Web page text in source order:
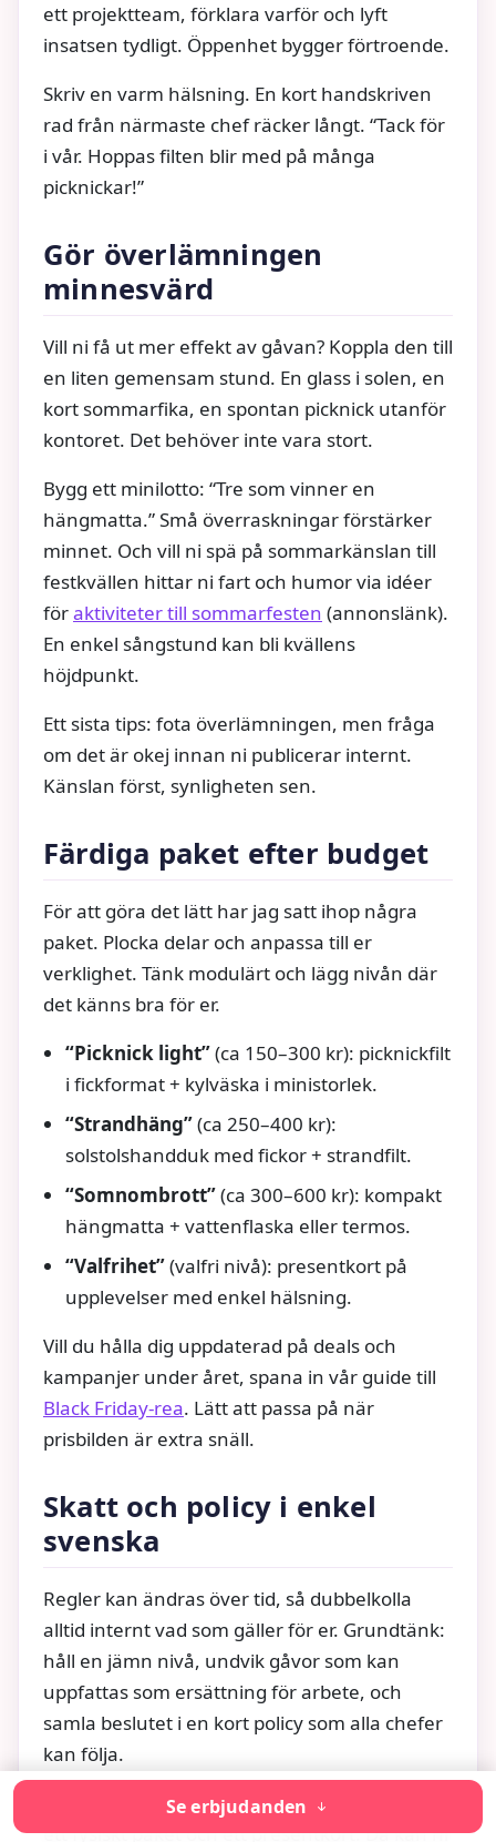
ett projektteam, förklara varför och lyft
insatsen tydligt. Öppenhet bygger förtroende.
Skriv en varm hälsning. En kort handskriven
rad från närmaste chef räcker långt. “Tack för
i vår. Hoppas filten blir med på många
picknickar!”
Gör överlämningen
minnesvärd
Vill ni få ut mer effekt av gåvan? Koppla den till
en liten gemensam stund. En glass i solen, en
kort sommarfika, en spontan picknick utanför
kontoret. Det behöver inte vara stort.
Bygg ett minilotto: “Tre som vinner en
hängmatta.” Små överraskningar förstärker
minnet. Och vill ni spä på sommarkänslan till
festkvällen hittar ni fart och humor via idéer
föraktiviteter till sommarfesten (annonslänk).
En enkel sångstund kan bli kvällens
höjdpunkt.
Ett sista tips: fota överlämningen, men fråga
om det är okej innan ni publicerar internt.
Känslan först, synligheten sen.
Färdiga paket efter budget
För att göra det lätt har jag satt ihop några
paket. Plocka delar och anpassa till er
verklighet. Tänk modulärt och lägg nivån där
det känns bra för er.
“Picknick light”(ca 150–300 kr): picknickfilt
i fickformat + kylväska i ministorlek.
“Strandhäng”(ca 250–400 kr):
solstolshandduk med fickor + strandfilt.
“Somnombrott”(ca 300–600 kr): kompakt
hängmatta + vattenflaska eller termos.
“Valfrihet”(valfri nivå): presentkort på
upplevelser med enkel hälsning.
Vill du hålla dig uppdaterad på deals och
kampanjer under året, spana in vår guide till
Black Friday-rea. Lätt att passa på när
prisbilden är extra snäll.
Skatt och policy i enkel
svenska
Regler kan ändras över tid, så dubbelkolla
alltid internt vad som gäller för er. Grundtänk:
håll en jämn nivå, undvik gåvor som kan
uppfattas som ersättning för arbete, och
samla beslutet i en kort policy som alla chefer
kan följa.
Om ni är osäkra, ha två alternativ i beredskap:
ett fysiskt paket och ett presentkort. Då kan ni
Se erbjudanden